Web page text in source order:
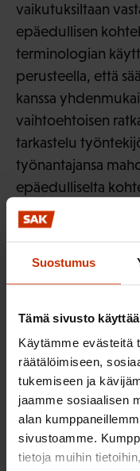
Suostumus
Tämä sivusto
Käytämme evästeitä
räätälöimiseen,
tukemiseen ja
jaamme sosiaalisen
alan
sivustoamme.
tietoja muihin
vaikutuksiltaan
epäedullisen
terminologian
perusteella, että
kanssa
vaihtoehtoisen
tarkastelu
työnantajansa
epäedulliselta
että tässä
käyttäminen
Direktiivin 11
versio eroaa
virallisista
mukaan ”– 1
hallinnollisia
työntekijöitä on
mahdollisesti